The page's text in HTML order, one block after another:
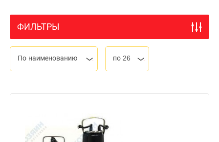
ФИЛЬТРЫ
По наименованию по 26